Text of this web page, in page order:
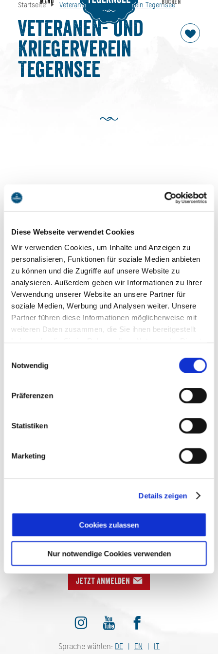
Diese Webseite verwendet Cookies
Wir verwenden Cookies, um Inhalte und Anzeigen zu
personalisieren, Funktionen für soziale Medien anbieten
zu können und die Zugriffe auf unsere Website zu
analysieren. Außerdem geben wir Informationen zu Ihrer
Verwendung unserer Website an unsere Partner für
soziale Medien, Werbung und Analysen weiter. Unsere
Partner führen diese Informationen möglicherweise mit
weiteren Daten zusammen, die Sie ihnen bereitgestellt
Cookies, wenn Sie unsere Webseite weiterhin nutzen.
Notwendig
Präferenzen
Statistiken
Marketing
Details zeigen
Cookies zulassen
Nur notwendige Cookies verwenden
Startseite Veteranen- und Kriegerverein Tegernsee
Veteranen- und
Kriegerverein
Tegernsee
Rosenstr. 13
jetzt Route planen
AUF DEM LAUFENDEN
BLEIBEN
Jetzt anmelden
Sprache wählen: DE EN IT
Startseite Veteranen- und Kriegerverein Tegernsee
MENU BUCHEN